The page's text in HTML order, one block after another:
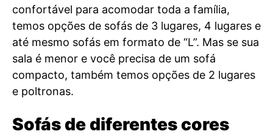
confortável para acomodar toda a família,
temos opções de sofás de 3 lugares, 4 lugares e
até mesmo sofás em formato de “L”. Mas se sua
sala é menor e você precisa de um sofá
compacto, também temos opções de 2 lugares
e poltronas.
Sofás de diferentes cores